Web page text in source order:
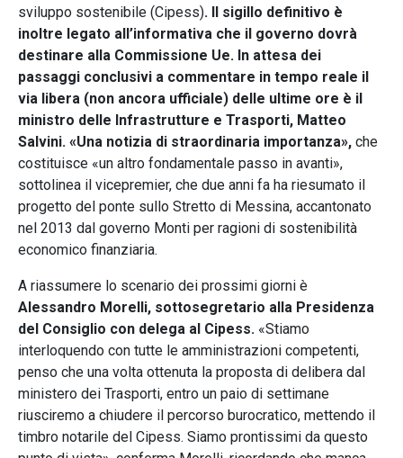
sviluppo sostenibile (Cipess). Il sigillo definitivo è
inoltre legato all’informativa che il governo dovrà
destinare alla Commissione Ue. In attesa dei
passaggi conclusivi a commentare in tempo reale il
via libera (non ancora ufficiale) delle ultime ore è il
ministro delle Infrastrutture e Trasporti, Matteo
Salvini. «Una notizia di straordinaria importanza», che
costituisce «un altro fondamentale passo in avanti»,
sottolinea il vicepremier, che due anni fa ha riesumato il
progetto del ponte sullo Stretto di Messina, accantonato
nel 2013 dal governo Monti per ragioni di sostenibilità
economico finanziaria.
A riassumere lo scenario dei prossimi giorni è
Alessandro Morelli, sottosegretario alla Presidenza
del Consiglio con delega al Cipess. «Stiamo
interloquendo con tutte le amministrazioni competenti,
penso che una volta ottenuta la proposta di delibera dal
ministero dei Trasporti, entro un paio di settimane
riusciremo a chiudere il percorso burocratico, mettendo il
timbro notarile del Cipess. Siamo prontissimi da questo